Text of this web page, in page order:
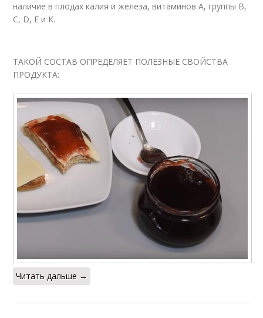
наличие в плодах калия и железа, витаминов A, группы B,
C, D, E и К.
ТАКОЙ СОСТАВ ОПРЕДЕЛЯЕТ ПОЛЕЗНЫЕ СВОЙСТВА
ПРОДУКТА:
Читать дальше →